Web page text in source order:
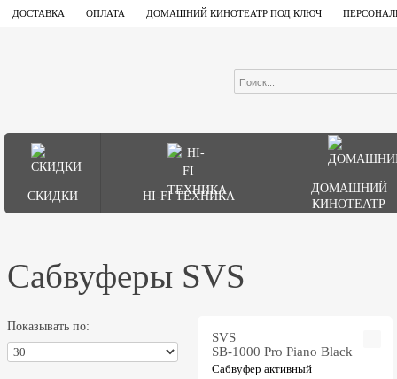
ДОСТАВКА ОПЛАТА ДОМАШНИЙ КИНОТЕАТР ПОД КЛЮЧ
СКИДКИ HI-FI ТЕХНИКА
ДОМАШНИЙ
КИНОТЕАТР
Сабвуферы SVS
Показывать по:
SVS
SB-1000 Pro Piano Black
Сабвуфер активный